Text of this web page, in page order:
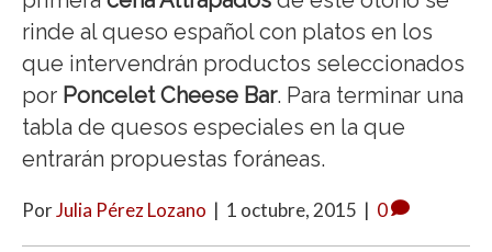
rinde al queso español con platos en los
que intervendrán productos seleccionados
por Poncelet Cheese Bar. Para terminar una
tabla de quesos especiales en la que
entrarán propuestas foráneas.
PorJulia Pérez Lozano | 1 octubre, 2015 | 0